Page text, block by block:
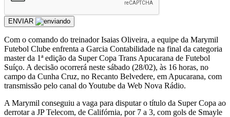
ENVIAR
Com o comando do treinador Isaias Oliveira, a equipe da Marymil
Futebol Clube enfrenta a Garcia Contabilidade na final da categoria
master da 1ª edição da Super Copa Trans Apucarana de Futebol
Suíço. A decisão ocorrerá neste sábado (28/02), às 16 horas, no
campo da Cunha Cruz, no Recanto Belvedere, em Apucarana, com
transmissão pelo canal do Youtube da Web Nova Rádio.
A Marymil conseguiu a vaga para disputar o título da Super Copa ao
derrotar a JP Telecom, de Califórnia, por 7 a 3, com gols de Smayle